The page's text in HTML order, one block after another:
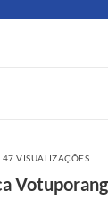
VISUALIZAÇÕES